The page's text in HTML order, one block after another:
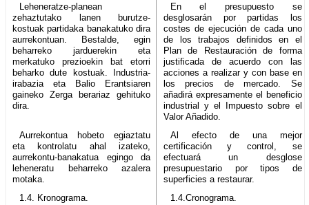
Leheneratze-planean
zehaztutako lanen burutze-
kostuak partidaka banakatuko dira
aurrekontuan. Bestalde, egin
beharreko jarduerekin eta
merkatuko prezioekin bat etorri
beharko dute kostuak. Industria-
irabazia eta Balio Erantsiaren
gaineko Zerga berariaz gehituko
dira.
En el presupuesto se
desglosarán por partidas los
costes de ejecución de cada uno
de los trabajos definidos en el
Plan de Restauración de forma
justificada de acuerdo con las
acciones a realizar y con base en
los precios de mercado. Se
añadirá expresamente el beneficio
industrial y el Impuesto sobre el
Valor Añadido.
Aurrekontua hobeto egiaztatu
eta kontrolatu ahal izateko,
aurrekontu-banakatua egingo da
leheneratu beharreko azalera
motaka.
Al efecto de una mejor
certificación y control, se
efectuará un desglose
presupuestario por tipos de
superficies a restaurar.
1.4. Kronograma.
1.4.Cronograma.